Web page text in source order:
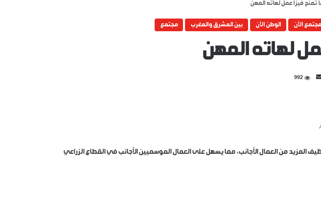
تمنح فيزا عمل لهاته المهن
الآن الوطن الآن بين المشرق والمغرب مجتمع
لهاته المهن
أرسل 992
المزيد من العمال الأجانب، مما يسهل على العمال الموسميين الأجانب في القطاع الزراعي